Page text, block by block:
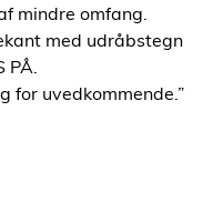
mindre omfang.
med udråbstegn
PÅ.
for uvedkommende.”